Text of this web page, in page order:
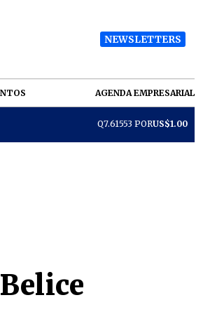
NEWSLETTERS
AGENDA EMPRESARIAL
Q7.61553 PORUS$1.00